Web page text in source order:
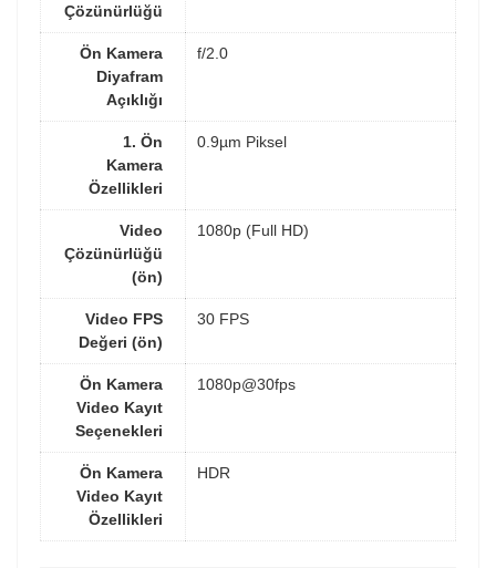
Çözünürlüğü
Ön Kamera
Diyafram
Açıklığı
f/2.0
1. Ön
Kamera
Özellikleri
0.9µm Piksel
Video
Çözünürlüğü
(ön)
1080p (Full HD)
Video FPS
Değeri (ön)
30 FPS
Ön Kamera
Video Kayıt
Seçenekleri
1080p@30fps
Ön Kamera
Video Kayıt
Özellikleri
HDR